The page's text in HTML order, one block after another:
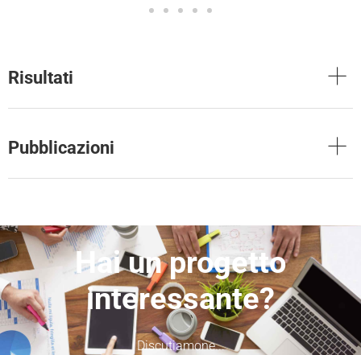
Risultati
Pubblicazioni
Hai un progetto
interessante?
Discutiamone...